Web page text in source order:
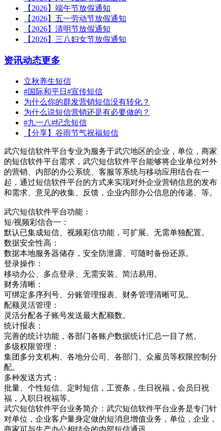
【2026】端午节放假通知
【2026】五一劳动节放假通知
【2026】清明节放假通知
【2026】三八妇女节放假通知
资讯动态更多
立秋养生短信
#国际和平日#宣传短信
为什么你的群发营销短信没有转化？
为什么说短信营销还是有必要做的？
#九一八#纪念短信
【分享】谷雨节气祝福短信
武穴短信软件平台专业为服务于武穴地区的企业，单位，商家
的短信软件平台需求，武穴短信软件平台能够将企业单位对外
的营销、内部的办公系统、客服等系统与移动应用结合在一
起，通过短信软件平台的方式来实现对外企业营销信息的发布
和需求、意见的收集、反馈，企业内部办公信息的传递、等。
武穴短信软件平台功能：
短/视频彩信合一：
默认已集成短信、视频彩信功能，可扩展、无需单独配置。
数据安全性高：
数据本地服务器储存，安全防泄露、可随时备份还原。
登录操作：
移动办公、多点登录、无需安装、简洁易用。
财务清晰：
可绑定多序列号、分账管理报表、财务管理清晰可见。
配额灵活管理：
灵活分配各子账号发送最大配额数。
统计报表：
完善的统计功能，各部门各账户数据统计汇总一目了然。
多级权限管理：
集团多分支机构、各地分公司、各部门、众雇员等权限控制分
配。
多种发送方式：
批量、个性短信、定时短信，工资条，生日祝福，会员日祝
福，入职日祝福等。
武穴短信软件平台业务简介：武穴短信软件平台业务是专门针
对单位，企业客户量身定做的短消息增值业务，单位，企业，
商家可与生产办公相结合的内部短信通讯，